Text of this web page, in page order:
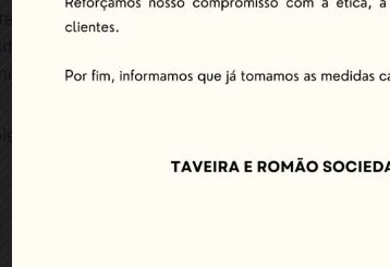
tributário brasileiro, contar com um
de estratégias eficazes permite não
Com o avanço da Reforma Tributária,
um planejamento tributário, este é